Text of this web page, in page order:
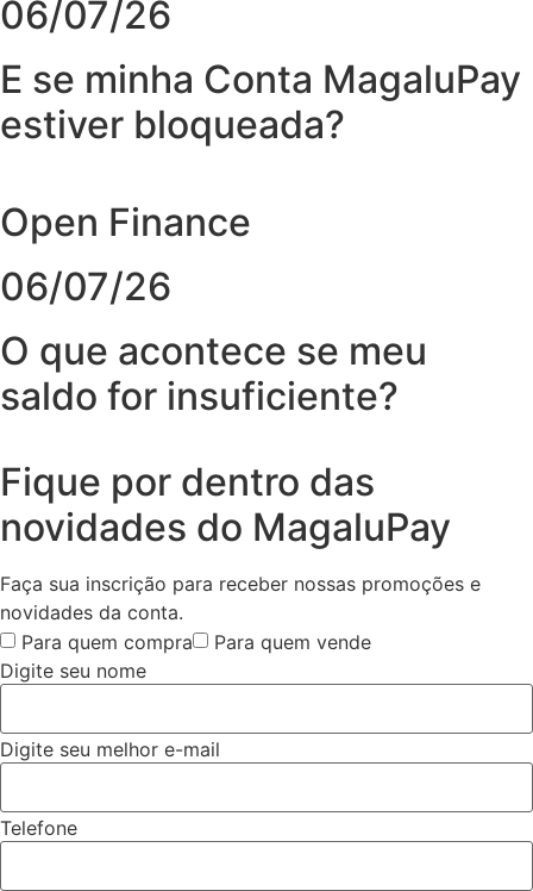
06/07/26
E se minha Conta MagaluPay
estiver bloqueada?
Open Finance
06/07/26
O que acontece se meu
saldo for insuficiente?
Fique por dentro das
novidades do MagaluPay
Faça sua inscrição para receber nossas promoções e
novidades da conta.
Para quem compra
Para quem vende
Digite seu nome
Digite seu melhor e-mail
Telefone